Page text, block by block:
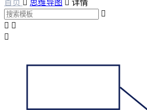
首页  思维导图  详情

 
